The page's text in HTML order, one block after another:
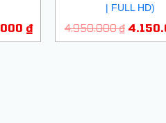
₫
| FULL HD)
4.950.000₫